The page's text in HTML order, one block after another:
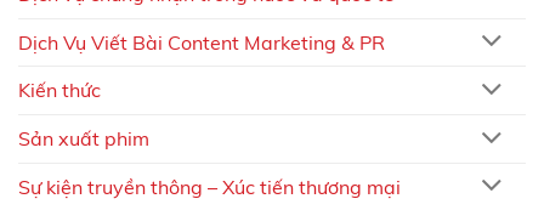
Dịch Vụ Viết Bài Content Marketing & PR
Kiến thức
Sản xuất phim
Sự kiện truyền thông – Xúc tiến thương mại